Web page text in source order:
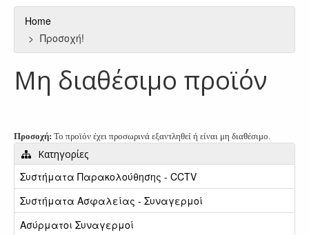
Home
Προσοχή!
Μη διαθέσιμο προϊόν
Προσοχή: Το προϊόν έχει προσωρινά εξαντληθεί ή είναι μη διαθέσιμο.
Κατηγορίες
Συστήματα Παρακολούθησης - CCTV
Συστήματα Ασφαλείας - Συναγερμοί
Ασύρματοι Συναγερμοί